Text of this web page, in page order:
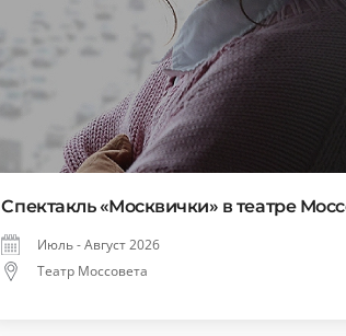
Спектакль «Москвички» в театре
Июль - Август 2026
Театр Моссовета